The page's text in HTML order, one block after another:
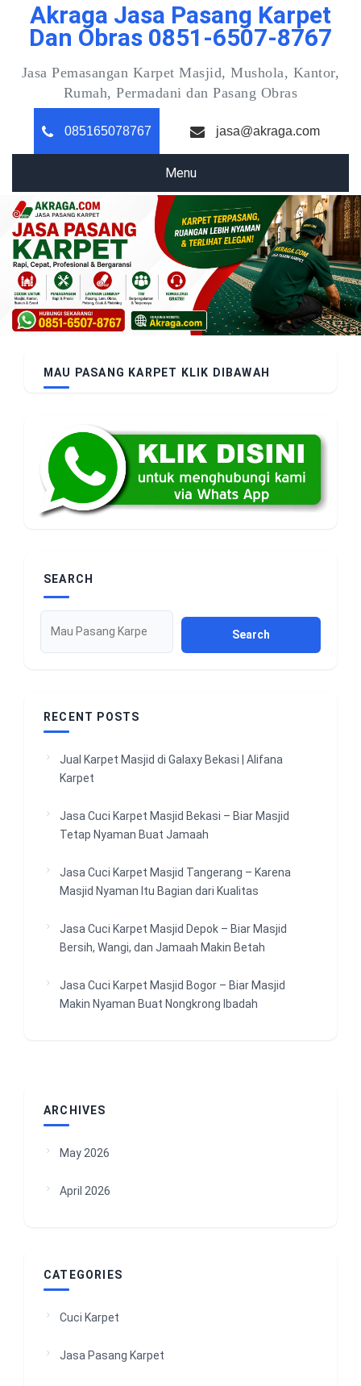
content
Akraga Jasa Pasang Karpet
Dan Obras 0851-6507-8767
Jasa Pemasangan Karpet Masjid, Mushola, Kantor,
Rumah, Permadani dan Pasang Obras
085165078767 jasa@akraga.com
Menu
MAU PASANG KARPET KLIK DIBAWAH
SEARCH
Search
RECENT POSTS
Jual Karpet Masjid di Galaxy Bekasi | Alifana
Karpet
Jasa Cuci Karpet Masjid Bekasi – Biar Masjid
Tetap Nyaman Buat Jamaah
Jasa Cuci Karpet Masjid Tangerang – Karena
Masjid Nyaman Itu Bagian dari Kualitas
Jasa Cuci Karpet Masjid Depok – Biar Masjid
Bersih, Wangi, dan Jamaah Makin Betah
Jasa Cuci Karpet Masjid Bogor – Biar Masjid
Makin Nyaman Buat Nongkrong Ibadah
ARCHIVES
May 2026
April 2026
CATEGORIES
Cuci Karpet
Jasa Pasang Karpet